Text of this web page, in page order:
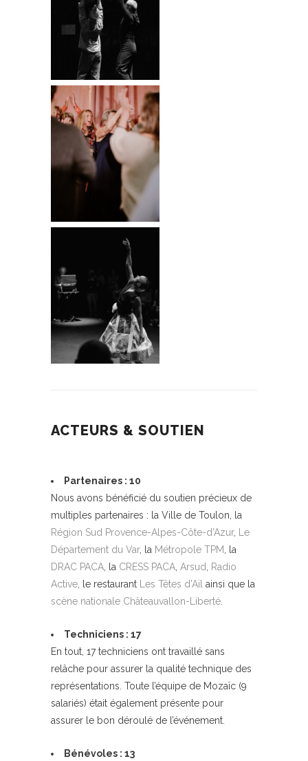
ACTEURS & SOUTIEN
Partenaires : 10
Nous avons bénéficié du soutien précieux de
multiples partenaires : la Ville de Toulon, la
Région Sud Provence-Alpes-Côte-d’Azur, Le
Département du Var, la Métropole TPM, la
DRAC PACA, la CRESS PACA, Arsud, Radio
Active, le restaurant Les Têtes d’Ail ainsi que la
scène nationale Châteauvallon-Liberté.
Techniciens : 17
En tout, 17 techniciens ont travaillé sans
relâche pour assurer la qualité technique des
représentations. Toute l’équipe de Mozaïc (9
salariés) était également présente pour
assurer le bon déroulé de l’événement.
Bénévoles : 13